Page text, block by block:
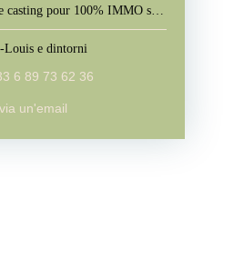
casting pour 100% IMMO sur
M6
Louis e dintorni
6 89 73 62 36
un'email